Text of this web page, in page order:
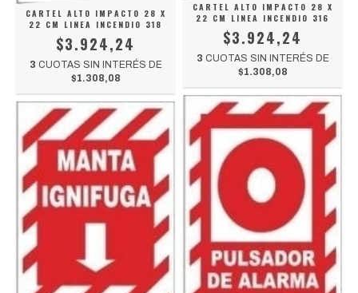
CARTEL ALTO IMPACTO 28 X
22 CM LINEA INCENDIO 318
$3.924,24
3 CUOTAS SIN INTERÉS DE
$1.308,08
CARTEL ALTO IMPACTO 28 X
22 CM LINEA INCENDIO 316
$3.924,24
3 CUOTAS SIN INTERÉS DE
$1.308,08